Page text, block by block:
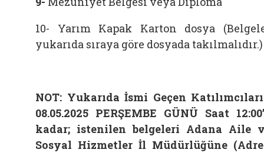
10- Yarım Kapak Karton dosya
yukarıda sıraya göre dosyada takılmalıdır.)
NOT: Yukarıda İsmi Geçen
08.05.2025 PERŞEMBE GÜNÜ Saat
kadar; istenilen belgeleri Adana Aile
Sosyal Hizmetler İl Müdürlüğüne